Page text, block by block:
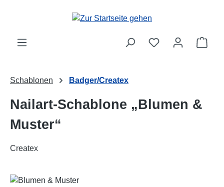
Zum Hauptinhalt springen
Schablonen Badger/Createx
Nailart-Schablone „Blumen &
Muster“
Createx
Bildergalerie überspringen